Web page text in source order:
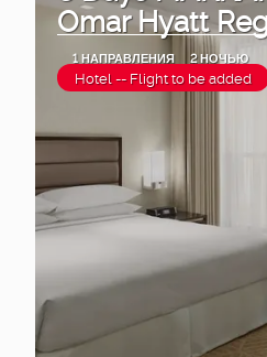
Omar Hyatt
1 НАПРАВЛЕНИЯ 2 НОЧЬЮ
Hotel -- Flight to be added